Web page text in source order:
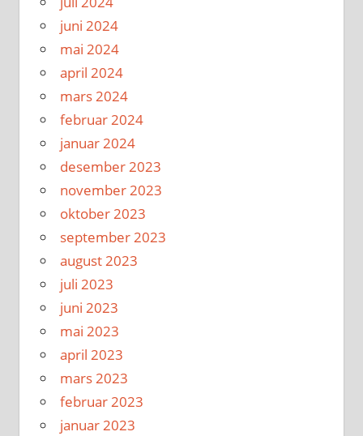
juni 2024
mai 2024
april 2024
mars 2024
februar 2024
januar 2024
desember 2023
november 2023
oktober 2023
september 2023
august 2023
juli 2023
juni 2023
mai 2023
april 2023
mars 2023
februar 2023
januar 2023